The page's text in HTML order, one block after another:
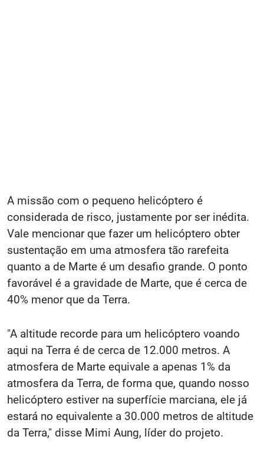
A missão com o pequeno helicóptero é
considerada de risco, justamente por ser inédita.
Vale mencionar que fazer um helicóptero obter
sustentação em uma atmosfera tão rarefeita
quanto a de Marte é um desafio grande. O ponto
favorável é a gravidade de Marte, que é cerca de
40% menor que da Terra.
"A altitude recorde para um helicóptero voando
aqui na Terra é de cerca de 12.000 metros. A
atmosfera de Marte equivale a apenas 1% da
atmosfera da Terra, de forma que, quando nosso
helicóptero estiver na superfície marciana, ele já
estará no equivalente a 30.000 metros de altitude
da Terra," disse Mimi Aung, líder do projeto.